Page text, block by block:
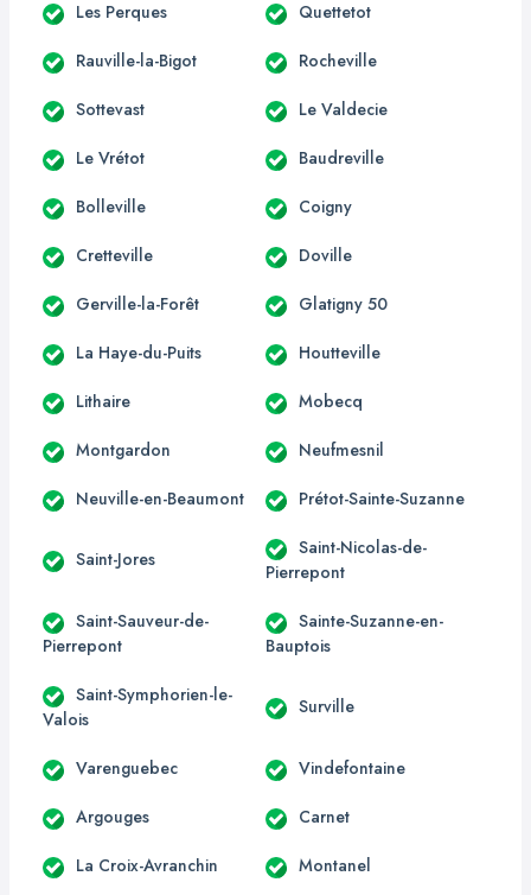
Les Perques Quettetot
Rauville-la-Bigot Rocheville
Sottevast Le Valdecie
Le Vrétot Baudreville
Bolleville Coigny
Cretteville Doville
Gerville-la-Forêt Glatigny 50
La Haye-du-Puits Houtteville
Lithaire Mobecq
Montgardon Neufmesnil
Neuville-en-Beaumont Prétot-Sainte-Suzanne
Saint-Jores
Saint-Nicolas-de-
Pierrepont
Saint-Sauveur-de-
Pierrepont
Sainte-Suzanne-en-
Bauptois
Saint-Symphorien-le-
Valois
Surville
Varenguebec Vindefontaine
Argouges Carnet
La Croix-Avranchin Montanel